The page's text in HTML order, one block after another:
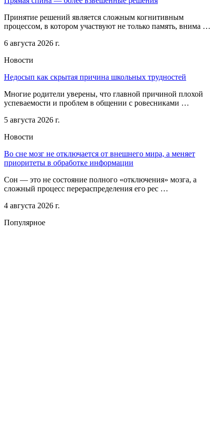
Принятие решений является сложным когнитивным
процессом, в котором участвуют не только память, внима …
6 августа 2026 г.
Новости
Недосып как скрытая причина школьных трудностей
Многие родители уверены, что главной причиной плохой
успеваемости и проблем в общении с ровесниками …
5 августа 2026 г.
Новости
Во сне мозг не отключается от внешнего мира, а меняет
приоритеты в обработке информации
Сон — это не состояние полного «отключения» мозга, а
сложный процесс перераспределения его рес …
4 августа 2026 г.
Популярное